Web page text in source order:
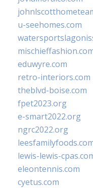
u-seehomes.com
eduwyre.com
retro-interiors.com
theblvd-boise.com
fpet2023.org
e-smart2022.org
ngrc2022.org
lewis-lewis-
eleontennis.com
cyetus.com